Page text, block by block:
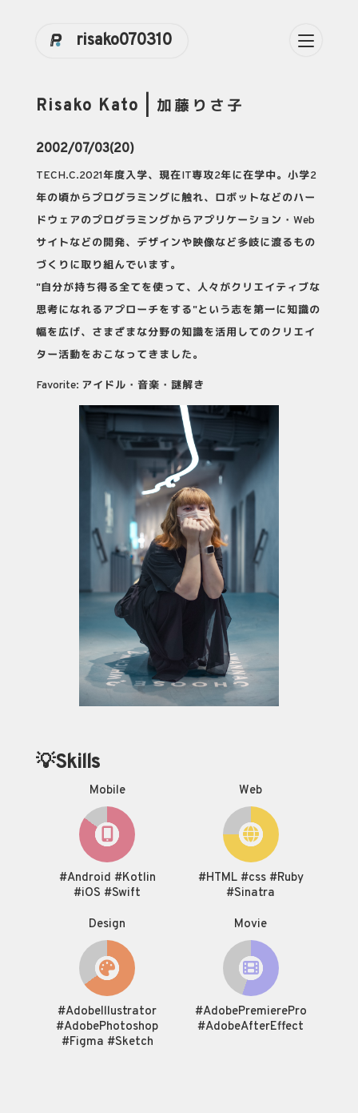
risako070310
Risako Kato | 加藤りさ子
2002/07/03(20)
TECH.C.2021年度入学、現在IT専攻2年に在学中。小学2
年の頃からプログラミングに触れ、ロボットなどのハー
ドウェアのプログラミングからアプリケーション・Web
サイトなどの開発、デザインや映像など多岐に渡るもの
づくりに取り組んでいます。
"自分が持ち得る全てを使って、人々がクリエイティブな
思考になれるアプローチをする"という志を第一に知識の
幅を広げ、さまざまな分野の知識を活用してのクリエイ
ター活動をおこなってきました。
Favorite: アイドル・音楽・謎解き
💡Skills
Mobile
#Android #Kotlin
#iOS #Swift
Web
#HTML #css #Ruby
#Sinatra
Design
#AdobeIllustrator
#AdobePhotoshop
#Figma #Sketch
Movie
#AdobePremierePro
#AdobeAfterEffect